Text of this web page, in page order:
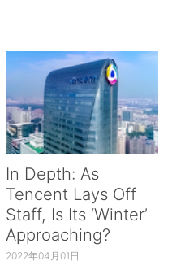
In Depth: As
Tencent Lays Off
Staff, Is Its ‘Winter’
Approaching?
2022年04月01日